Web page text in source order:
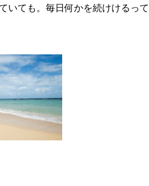
いても。毎日何かを続けけるっ